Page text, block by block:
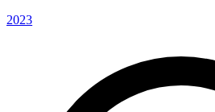
2023